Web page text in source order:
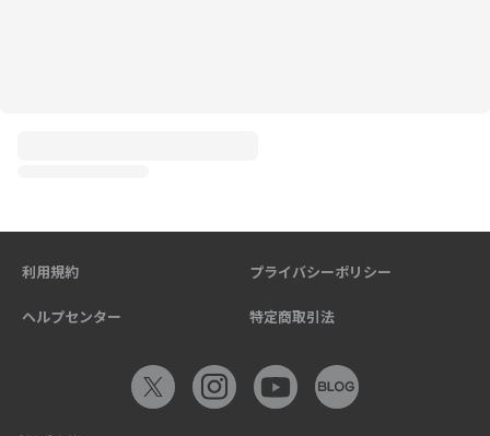
利用規約 プライバシーポリシー
ヘルプセンター 特定商取引法